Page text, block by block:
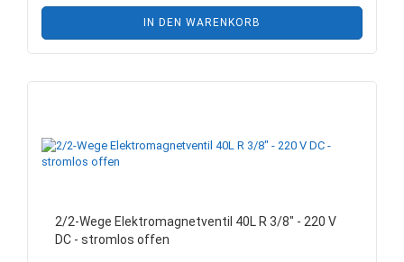
IN DEN WARENKORB
2/2-Wege Elektromagnetventil 40L R 3/8" - 220 V
DC - stromlos offen